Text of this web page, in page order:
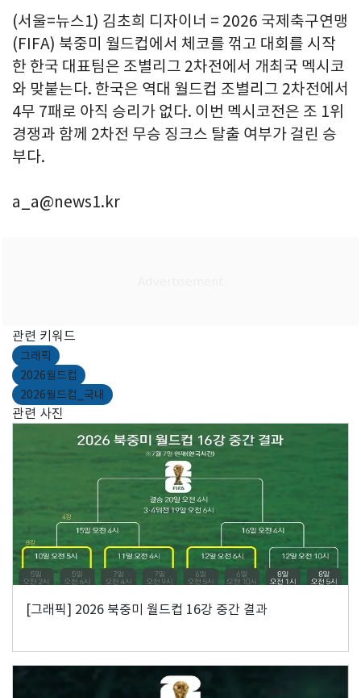
(서울=뉴스1) 김초희 디자이너 = 2026 국제축구연맹
(FIFA) 북중미 월드컵에서 체코를 꺾고 대회를 시작
한 한국 대표팀은 조별리그 2차전에서 개최국 멕시코
와 맞붙는다. 한국은 역대 월드컵 조별리그 2차전에서
4무 7패로 아직 승리가 없다. 이번 멕시코전은 조 1위
경쟁과 함께 2차전 무승 징크스 탈출 여부가 걸린 승
부다.
a_a@news1.kr
관련 키워드
그래픽
2026월드컵
2026월드컵_국내
관련 사진
[그래픽] 2026 북중미 월드컵 16강 중간 결과